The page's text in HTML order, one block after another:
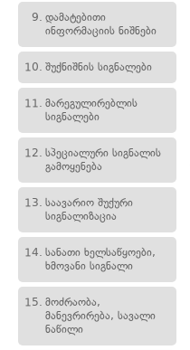
9. დამატებითი
ინფორმაციის ნიშნები
10. შუქნიშნის სიგნალები
11. მარეგულირებლის
სიგნალები
12. სპეციალური სიგნალის
გამოყენება
13. საავარიო შუქური
სიგნალიზაცია
14. სანათი ხელსაწყოები,
ხმოვანი სიგნალი
15. მოძრაობა,
მანევრირება, სავალი
ნაწილი